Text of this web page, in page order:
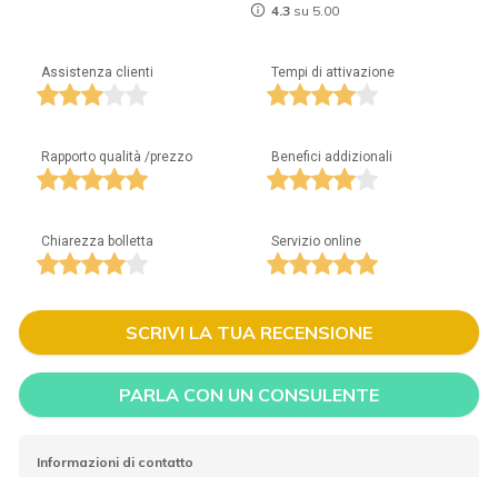
4.3su 5.00
Assistenza clienti Tempi di attivazione
Rapporto qualità /prezzo Benefici addizionali
Chiarezza bolletta Servizio online
SCRIVI LA TUA RECENSIONE
PARLA CON UN CONSULENTE
Informazioni di contatto